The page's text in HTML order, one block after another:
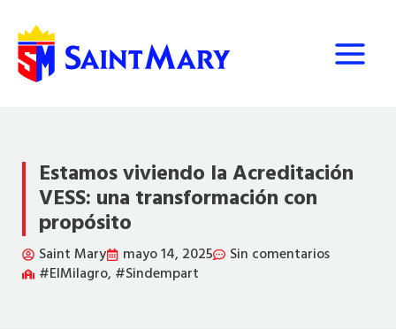
contenido
Estamos viviendo la Acreditación
VESS: una transformación con
propósito
Saint Mary mayo 14, 2025
Sin comentarios
#ElMilagro, #Sindempart